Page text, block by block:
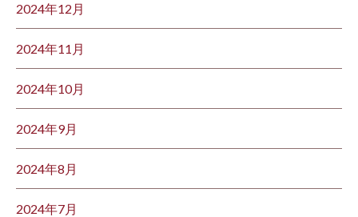
2024年12月
2024年11月
2024年10月
2024年9月
2024年8月
2024年7月